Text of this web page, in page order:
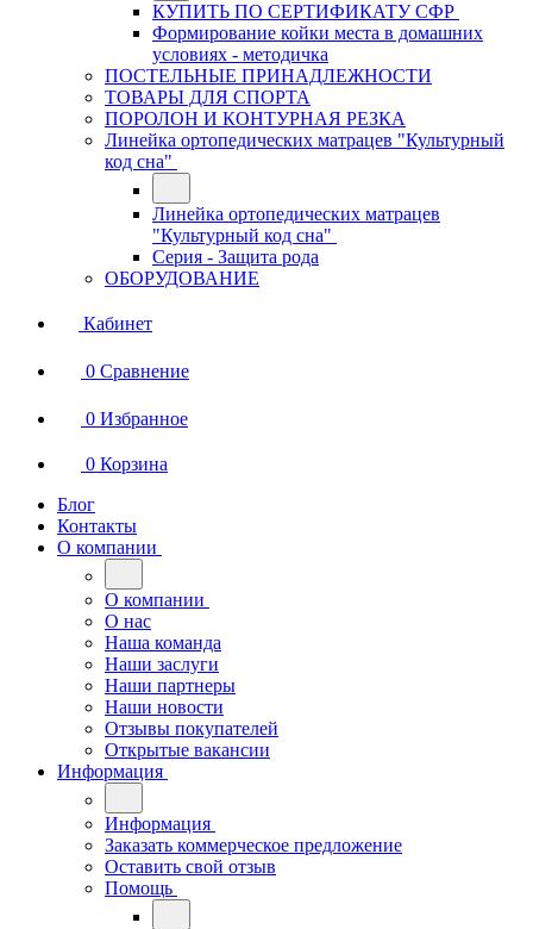
КУПИТЬ ПО СЕРТИФИКАТУ СФР
Формирование койки места в домашних
условиях - методичка
ПОСТЕЛЬНЫЕ ПРИНАДЛЕЖНОСТИ
ТОВАРЫ ДЛЯ СПОРТА
ПОРОЛОН И КОНТУРНАЯ РЕЗКА
Линейка ортопедических матрацев "Культурный
код сна"
Линейка ортопедических матрацев
"Культурный код сна"
Серия - Защита рода
ОБОРУДОВАНИЕ
Кабинет
0 Сравнение
0 Избранное
0 Корзина
Блог
Контакты
О компании
О компании
О нас
Наша команда
Наши заслуги
Наши партнеры
Наши новости
Отзывы покупателей
Открытые вакансии
Информация
Информация
Заказать коммерческое предложение
Оставить свой отзыв
Помощь